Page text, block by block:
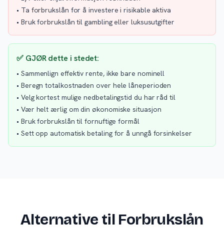
• Ta forbrukslån for å investere i risikable aktiva
• Bruk forbrukslån til gambling eller luksusutgifter
✅ GJØR dette i stedet:
• Sammenlign effektiv rente, ikke bare nominell
• Beregn totalkostnaden over hele låneperioden
• Velg kortest mulige nedbetalingstid du har råd til
• Vær helt ærlig om din økonomiske situasjon
• Bruk forbrukslån til fornuftige formål
• Sett opp automatisk betaling for å unngå forsinkelser
Alternative til Forbrukslån